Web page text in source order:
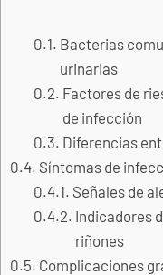
Bacterias
urinarias
Factores de
de infección
Diferencias
Síntomas de
Señales de
Indicadores
riñones
Complicaciones